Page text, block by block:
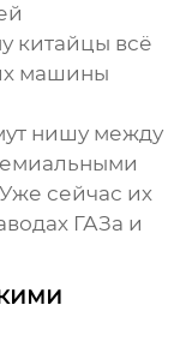
китайцы всё
машины
нишу между
сейчас их
ГАЗа и